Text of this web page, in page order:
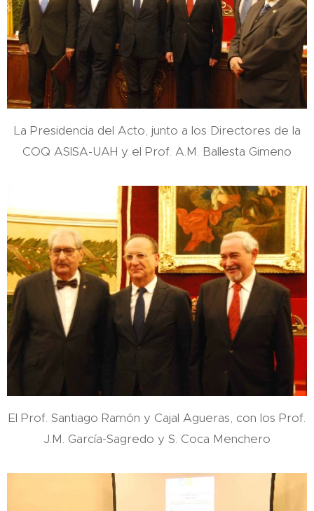
La Presidencia del Acto, junto a los Directores de la
COQ ASISA-UAH y el Prof. A.M. Ballesta Gimeno
El Prof. Santiago Ramón y Cajal Agueras, con los Prof.
J.M. García-Sagredo y S. Coca Menchero